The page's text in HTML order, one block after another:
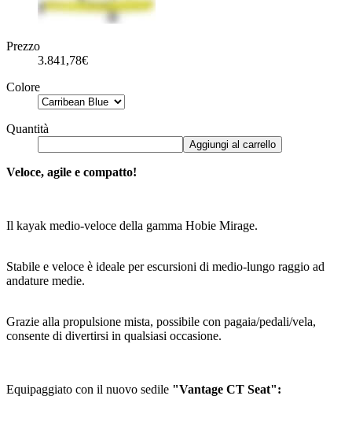
Prezzo
3.841,78€
Colore
Quantità
Aggiungi al carrello
Veloce, agile e compatto!
Il kayak medio-veloce della gamma Hobie Mirage.
Stabile e veloce è ideale per escursioni di medio-lungo raggio ad
andature medie.
Grazie alla propulsione mista, possibile con pagaia/pedali/vela,
consente di divertirsi in qualsiasi occasione.
Equipaggiato con il nuovo sedile "Vantage CT Seat":